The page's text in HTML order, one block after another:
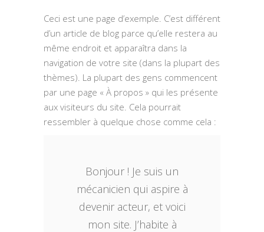
Ceci est une page d’exemple. C’est différent
d’un article de blog parce qu’elle restera au
même endroit et apparaîtra dans la
navigation de votre site (dans la plupart des
thèmes). La plupart des gens commencent
par une page « À propos » qui les présente
aux visiteurs du site. Cela pourrait
ressembler à quelque chose comme cela :
Bonjour ! Je suis un
mécanicien qui aspire à
devenir acteur, et voici
mon site. J’habite à